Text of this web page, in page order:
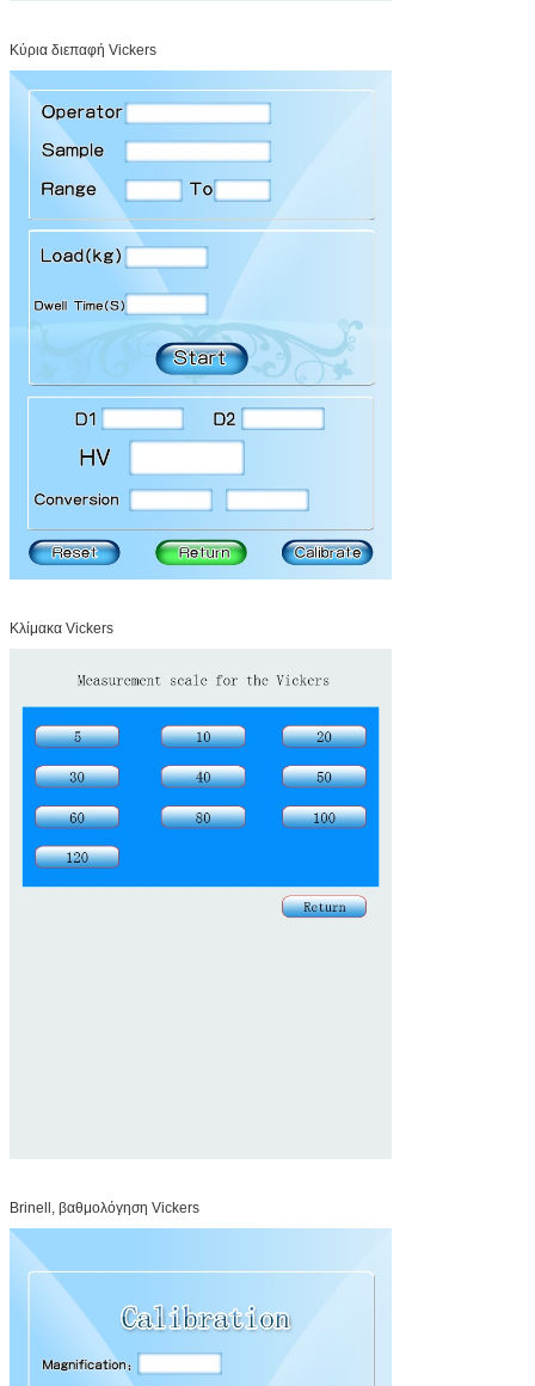
Κύρια διεπαφή Vickers
Κλίμακα Vickers
Brinell, βαθμολόγηση Vickers